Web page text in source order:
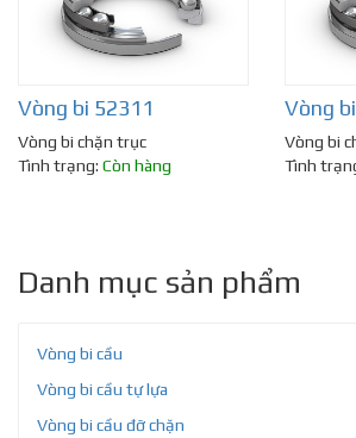
Vòng bi 52311
Vòng bi chặn trục
Tình trạng: Còn hàng
Vòng
Vòng bi
Tình
Danh mục sản phẩm
Vòng bi cầu
Vòng bi cầu tự lựa
Vòng bi cầu đỡ chặn